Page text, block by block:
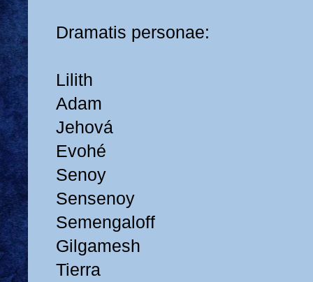
Dramatis personae:
Lilith
Adam
Jehová
Evohé
Senoy
Sensenoy
Semengaloff
Gilgamesh
Tierra